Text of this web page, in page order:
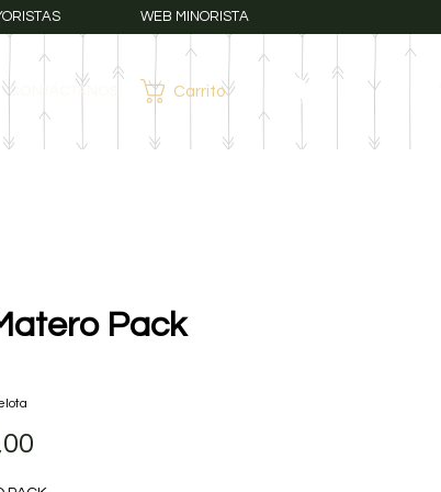
WEB MINORISTA
CONTÁCTANOS Carrito Iniciar sesión
Pack